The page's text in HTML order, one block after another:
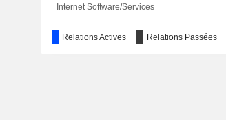
Internet Software/Services
Relations Actives Relations Passées